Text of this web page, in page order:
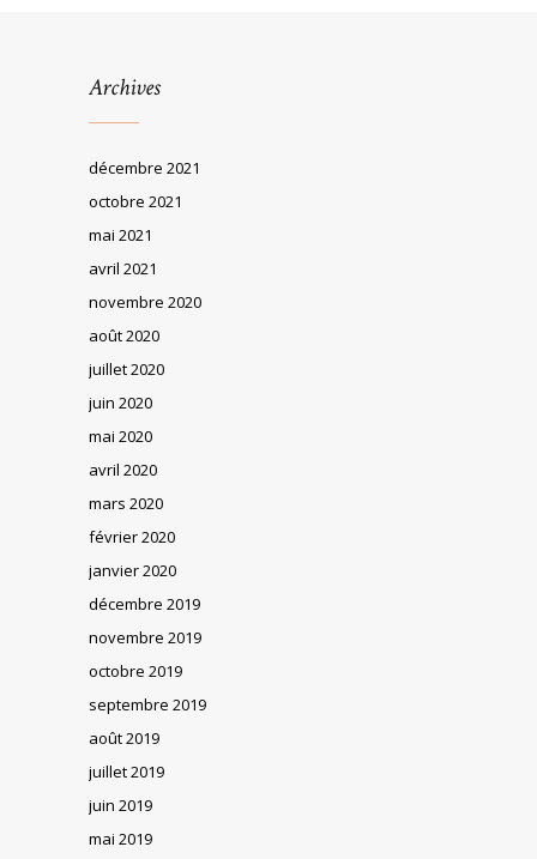
Archives
décembre 2021
octobre 2021
mai 2021
avril 2021
novembre 2020
août 2020
juillet 2020
juin 2020
mai 2020
avril 2020
mars 2020
février 2020
janvier 2020
décembre 2019
novembre 2019
octobre 2019
septembre 2019
août 2019
juillet 2019
juin 2019
mai 2019